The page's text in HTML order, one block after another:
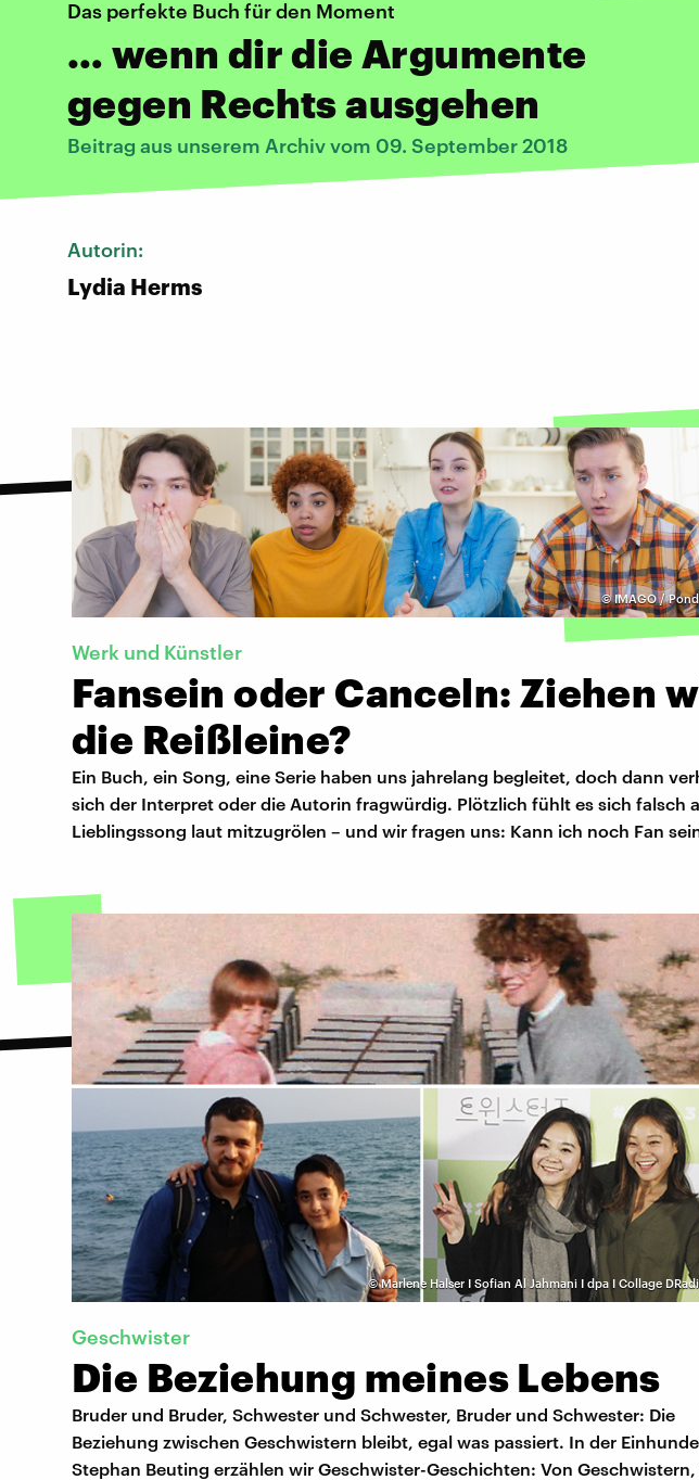
Das perfekte Buch für den Moment
… wenn dir die Argumente
gegen Rechts ausgehen
Beitrag aus unserem Archiv vom 09. September 2018
Autorin:
Lydia Herms
©IMAGO /
Werk und Künstler
Fansein oder Canceln: Ziehen
die Reißleine?
Ein Buch, ein Song, eine Serie haben uns jahrelang begleitet, doch dann
sich der Interpret oder die Autorin fragwürdig. Plötzlich fühlt es sich falsch
Lieblingssong laut mitzugrölen – und wir fragen uns: Kann ich noch Fan
©Marlene Halser I Sofian Al Jahmani I dpa I Collage
Geschwister
Die Beziehung meines Lebens
Bruder und Bruder, Schwester und Schwester, Bruder und Schwester: Die
Beziehung zwischen Geschwistern bleibt, egal was passiert. In der
Stephan Beuting erzählen wir Geschwister-Geschichten: Von Geschwistern,